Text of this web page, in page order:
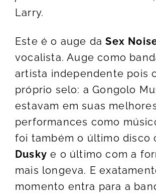
Larry.
Este é o auge daSex
vocalista. Auge como
artista independente pois
próprio selo: a Gongolo
estavam em suas
performances como
foi também o último disco
Dusky e o último com a
mais longeva. E
momento entra para a